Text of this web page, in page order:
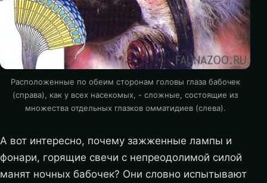
Расположенные по обеим сторонам головы глаза бабочек
(справа), как у всех насекомых, - сложные, состоящие из
множества отдельных глазков омматидиев (слева).
А вот интересно, почему зажженные лампы и
фонари, горящие свечи с непреодолимой силой
манят ночных бабочек? Они словно испытывают